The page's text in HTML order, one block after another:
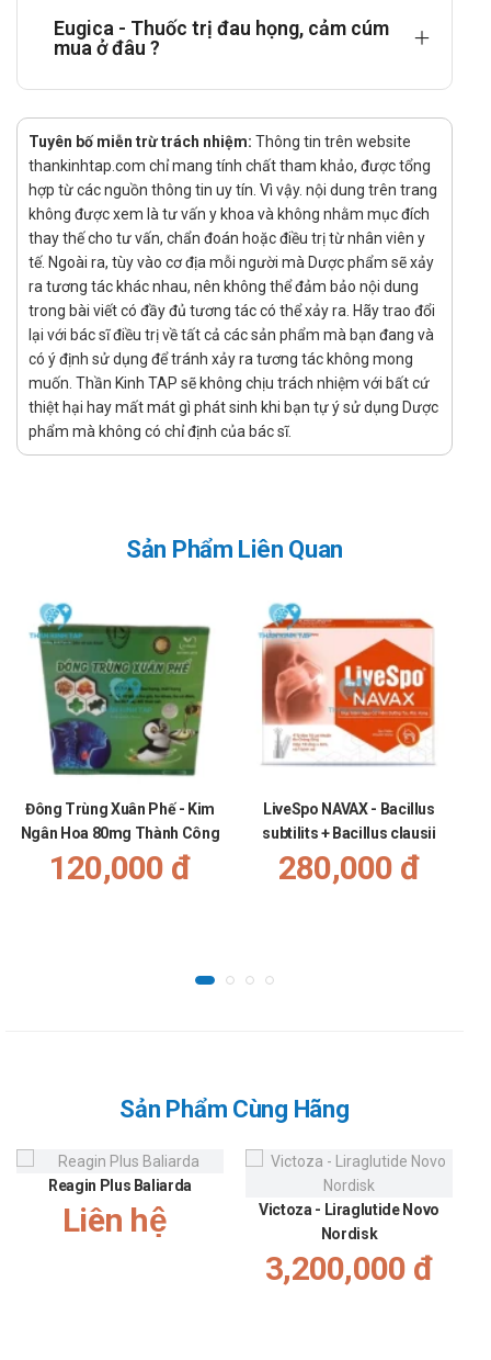
Các trường hợp: Ho do suyễn, ho lao, suy hô hấp.
Trẻ em dưới 30 tháng tuổi, trẻ em có tiền sử động kinh hoặc
co giật do sốt cao.
Tác dụng phụ của thuốc Eugica
Có báo cáo rằng dùng menthol liều lớn qua đường tiêu hóa có
thể có đau bụng, nôn ói, chóng mặt buồn ngủ.
Tương tác
Chưa tìm thấy tài liệu.
Nhà sản xuất
Tên: Dược phẩm Trường Tín
Xuất xứ: Việt Nam
Nguồn: dichvucong.dav.gov.vn.
Eugica - Thuốc trị đau họng, cảm cúm
mua ở đâu ?
Tuyên bố miễn trừ trách nhiệm: Thông tin trên website
thankinhtap.com chỉ mang tính chất tham khảo, được tổng
hợp từ các nguồn thông tin uy tín. Vì vậy. nội dung trên trang
không được xem là tư vấn y khoa và không nhằm mục đích
thay thế cho tư vấn, chẩn đoán hoặc điều trị từ nhân viên y
tế. Ngoài ra, tùy vào cơ địa mỗi người mà Dược phẩm sẽ xảy
ra tương tác khác nhau, nên không thể đảm bảo nội dung
trong bài viết có đầy đủ tương tác có thể xảy ra. Hãy trao đổi
lại với bác sĩ điều trị về tất cả các sản phẩm mà bạn đang và
có ý định sử dụng để tránh xảy ra tương tác không mong
muốn. Thần Kinh TAP sẽ không chịu trách nhiệm với bất cứ
thiệt hại hay mất mát gì phát sinh khi bạn tự ý sử dụng Dược
phẩm mà không có chỉ định của bác sĩ.
Sản Phẩm Liên Quan
Đông Trùng Xuân Phế - Kim
Ngân Hoa 80mg Thành Công
120,000 đ
LiveSpo NAVAX - Bacillus
subtilits + Bacillus clausii
280,000 đ
Sản Phẩm Cùng Hãng
Reagin Plus Baliarda
Liên hệ
Victoza - Liraglutide Novo
Nordisk
3,200,000 đ